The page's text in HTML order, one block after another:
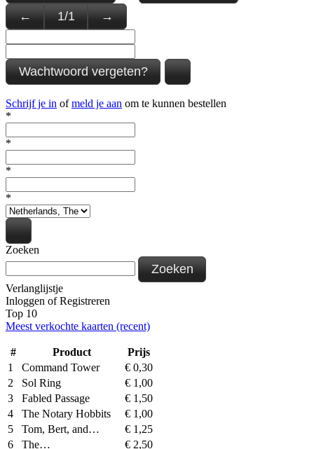
←
1/1 →
Wachtwoord vergeten?
Schrijf je in ofmeld je aan om te kunnen bestellen
*
*
*
*
Zoeken
Zoeken
Verlanglijstje
Inloggen ofRegistreren
Top 10
Meest verkochte kaarten (recent)
# Product
Prijs
1
Command Tower € 0,30
2
Sol Ring € 1,00
3
Fabled Passage € 1,50
4
The Notary Hobbits € 1,00
5
Tom, Bert, and… € 1,25
6
The… € 2,50